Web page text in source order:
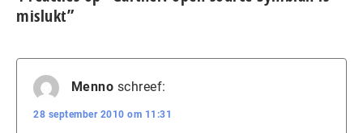
mislukt”
Menno schreef:
28 september 2010 om 11:31